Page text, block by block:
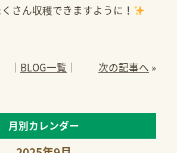
さん収穫できますように！
│ BLOG一覧 │ 次の記事へ »
月別カレンダー